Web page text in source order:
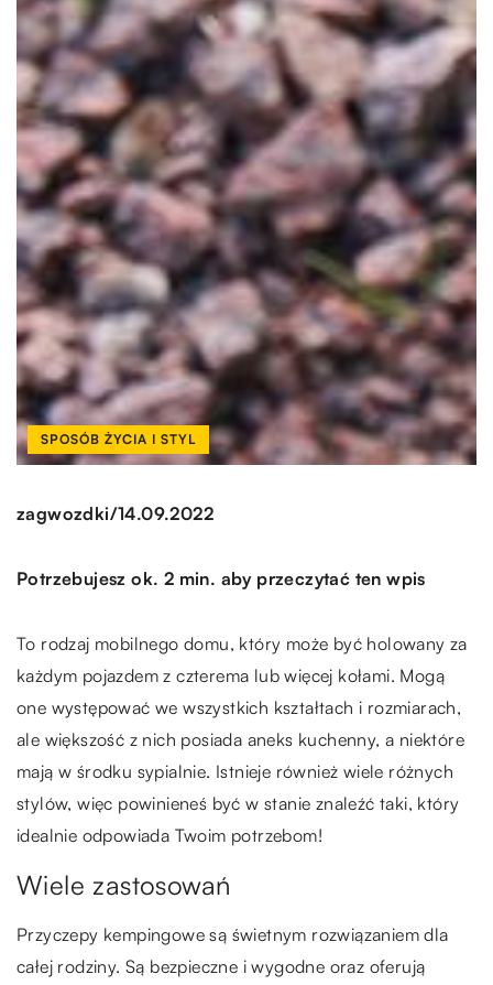
SPOSÓB ŻYCIA I STYL
zagwozdki/14.09.2022
Potrzebujesz ok. 2 min. aby przeczytać ten wpis
To rodzaj mobilnego domu, który może być holowany za
każdym pojazdem z czterema lub więcej kołami. Mogą
one występować we wszystkich kształtach i rozmiarach,
ale większość z nich posiada aneks kuchenny, a niektóre
mają w środku sypialnie. Istnieje również wiele różnych
stylów, więc powinieneś być w stanie znaleźć taki, który
idealnie odpowiada Twoim potrzebom!
Wiele zastosowań
Przyczepy kempingowe są świetnym rozwiązaniem dla
całej rodziny. Są bezpieczne i wygodne oraz oferują